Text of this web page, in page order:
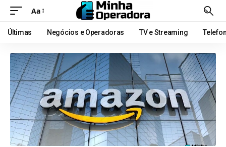
Aa
Últimas Negócios e Operadoras TV e Streaming